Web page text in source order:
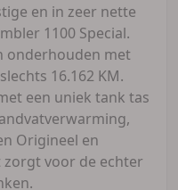
en in zeer nette
1100 Special.
onderhouden met
16.162 KM.
een uniek tank tas
Origineel en
voor de echter